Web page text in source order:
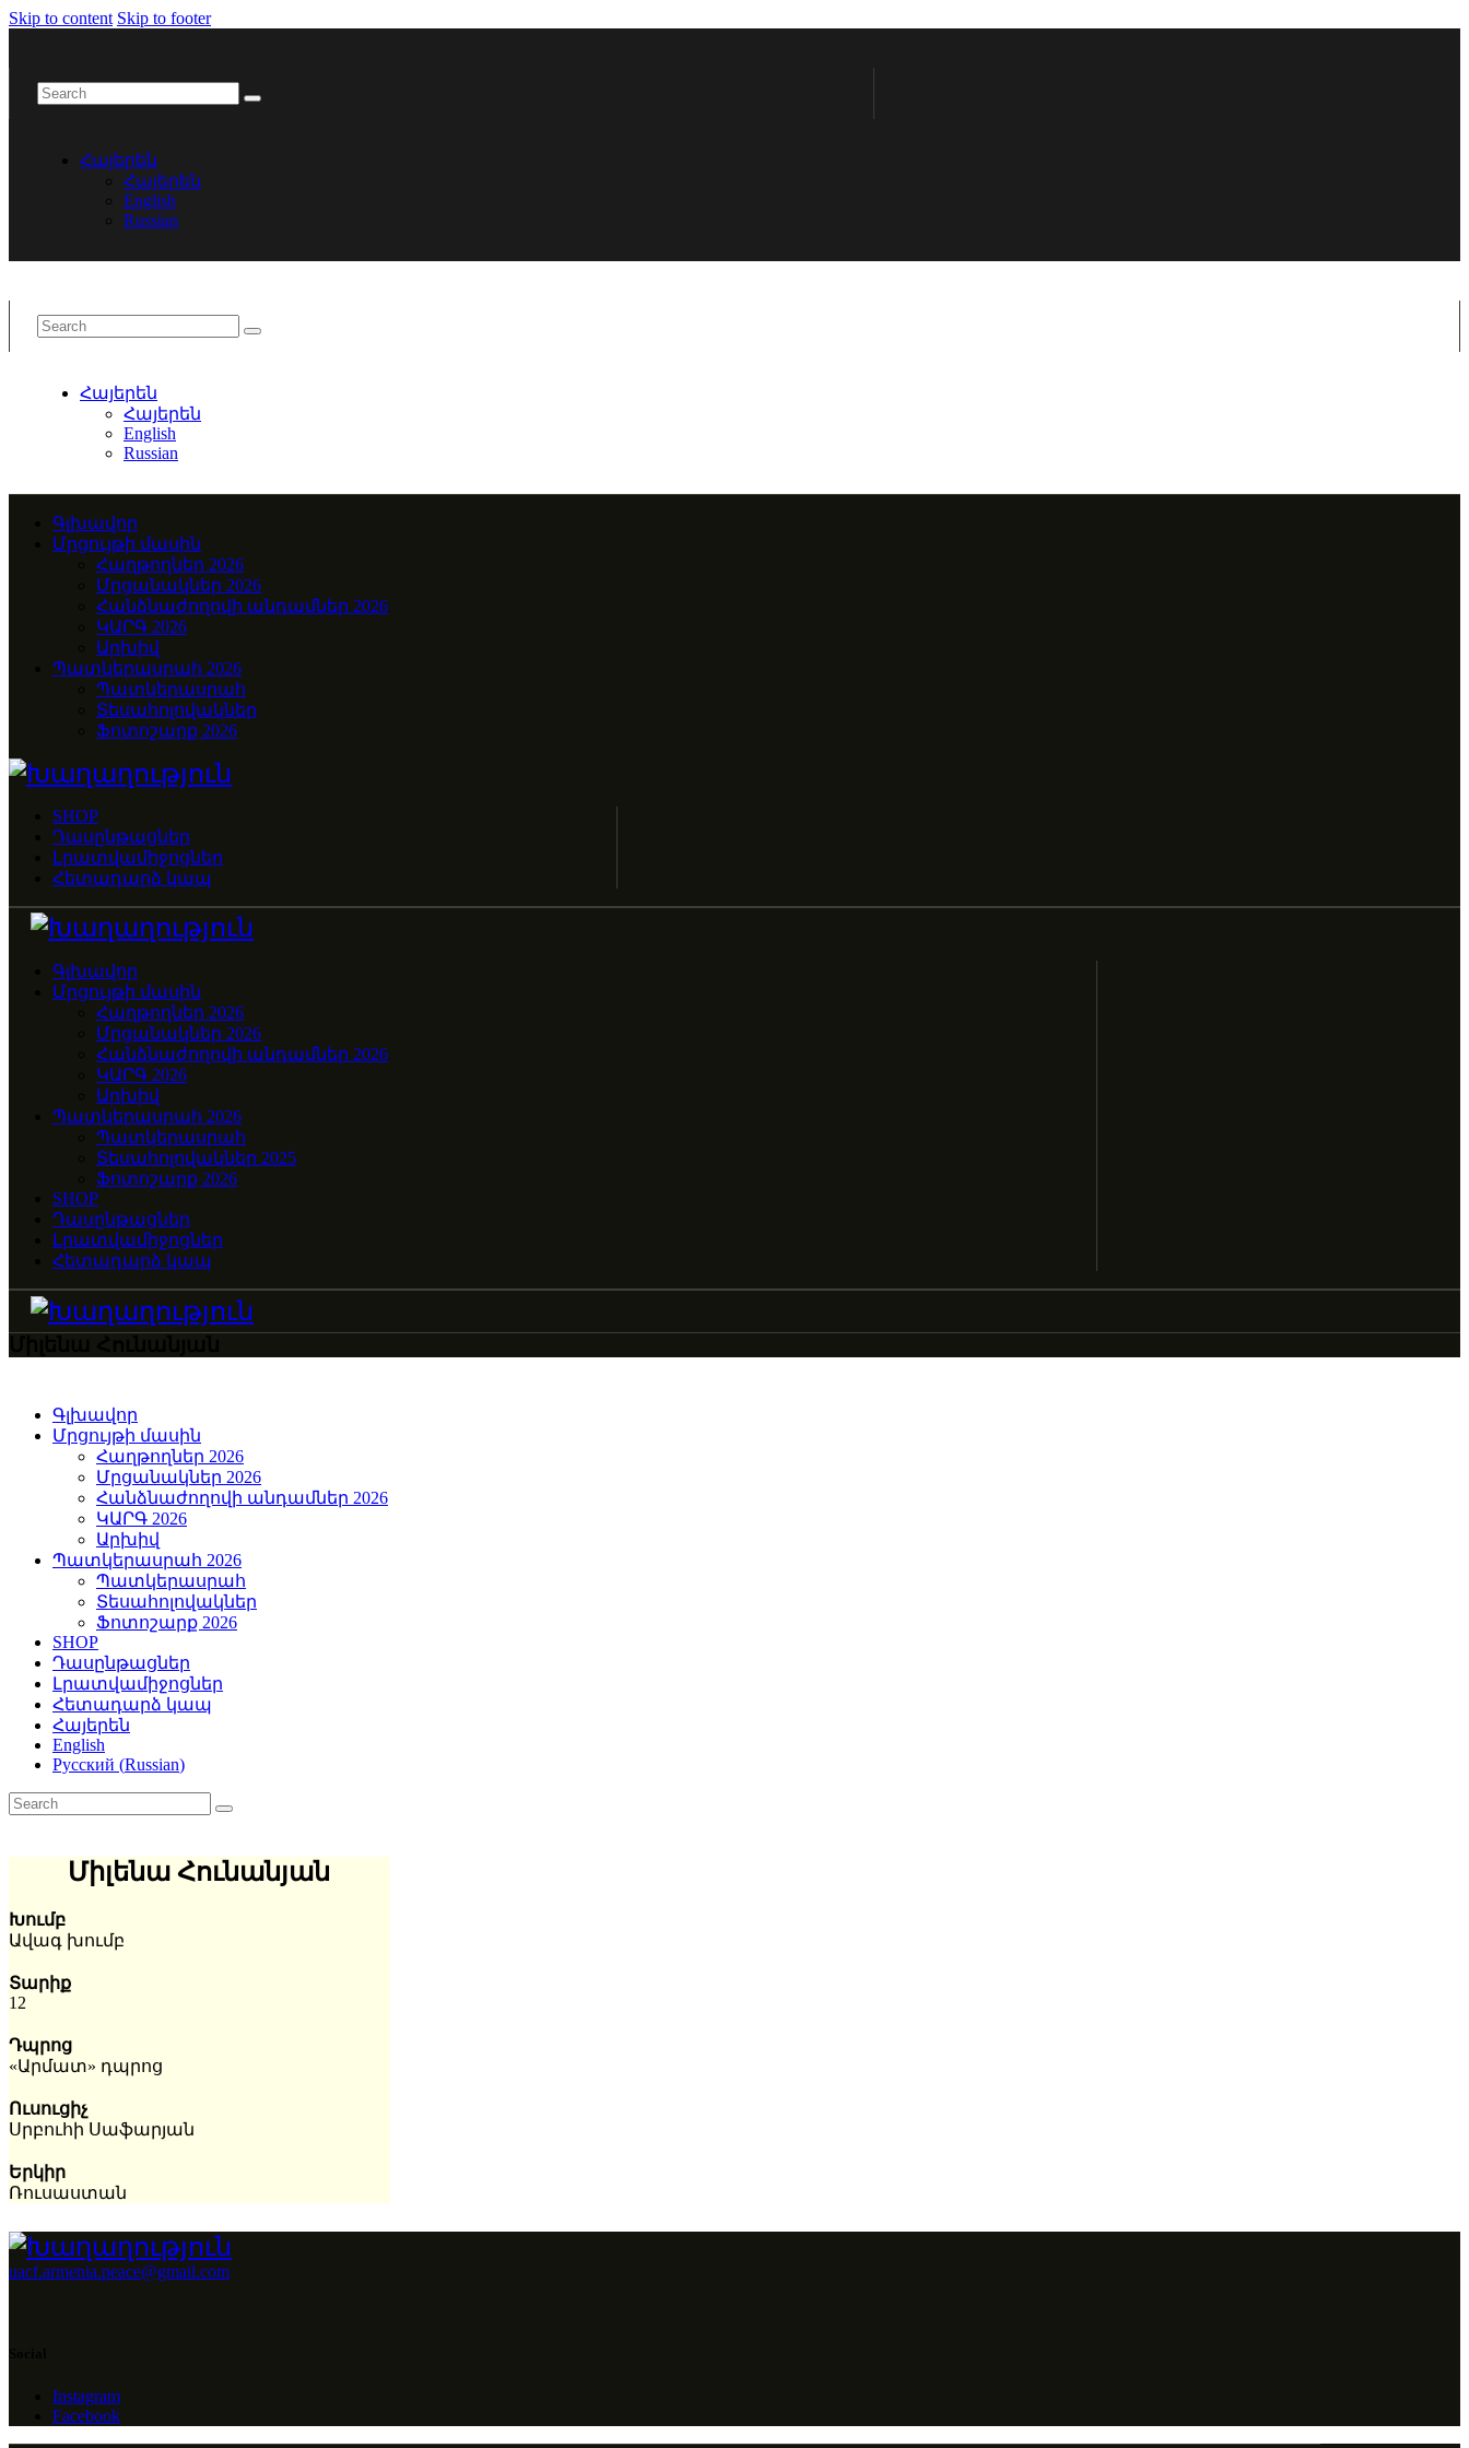
Skip to content Skip to footer
Հայերեն
Հայերեն
English
Russian
Հայերեն
Հայերեն
English
Russian
Գլխավոր
Մրցույթի մասին
Հաղթողներ 2026
Մրցանակներ 2026
Հանձնաժողովի անդամներ 2026
ԿԱՐԳ 2026
Արխիվ
Պատկերասրահ 2026
Պատկերասրահ
Տեսահոլովակներ
Ֆոտոշարք 2026
SHOP
Դասընթացներ
Լրատվամիջոցներ
Հետադարձ կապ
Գլխավոր
Մրցույթի մասին
Հաղթողներ 2026
Մրցանակներ 2026
Հանձնաժողովի անդամներ 2026
ԿԱՐԳ 2026
Արխիվ
Պատկերասրահ 2026
Պատկերասրահ
Տեսահոլովակներ 2025
Ֆոտոշարք 2026
SHOP
Դասընթացներ
Լրատվամիջոցներ
Հետադարձ կապ
Գլխավոր
Մրցույթի մասին
Հաղթողներ 2026
Մրցանակներ 2026
Հանձնաժողովի անդամներ 2026
ԿԱՐԳ 2026
Արխիվ
Պատկերասրահ 2026
Պատկերասրահ
Տեսահոլովակներ
Ֆոտոշարք 2026
SHOP
Դասընթացներ
Լրատվամիջոցներ
Հետադարձ կապ
Հայերեն
English
Русский (Russian)
Միլենա Հունանյան
Խումբ
Ավագ խումբ
Տարիք
12
Դպրոց
«Արմատ» դպրոց
Ուսուցիչ
Սրբուհի Սաֆարյան
Երկիր
Ռուսաստան
uacf.armenia.peace@gmail.com
Instagram
Facebook